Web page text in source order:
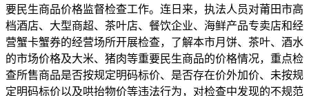
要民生商品价格监督检查工作。连日来，执法人员对莆田市高
档酒店、大型商超、茶叶店、餐饮企业、海鲜产品专卖店和经
营蟹卡蟹券的经营场所开展检查，了解本市月饼、茶叶、酒水
的市场价格及大米、猪肉等重要民生商品的价格情况，重点检
查所售商品是否按规定明码标价、是否存在价外加价、未按规
定明码标价以及哄抬物价等违法行为，对检查中发现的不规范